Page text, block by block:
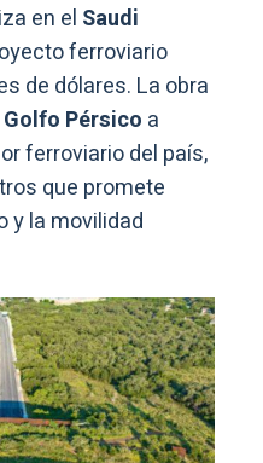
en el Saudi
ferroviario
de dólares. La obra
Golfo Pérsico a
ferroviario del país,
que promete
y la movilidad